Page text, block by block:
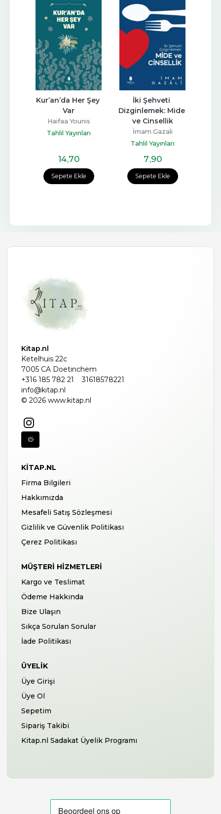
Sepete Ekle
Kur’an’da Her Şey
Var
Haifaa Younis
Tahlil Yayınları
14,70
Sepete Ekle
İki Şehveti
Dizginlemek: Mide
ve Cinsellik
İmam Gazali
Tahlil Yayınları
7,90
Kitap.nl
Ketelhuis 22c
7005 CA Doetinchem
+316 185 782 21
31618578221
info@kitap.nl
© 2026 www.kitap.nl
KITAP.NL
Firma Bilgileri
Hakkımızda
Mesafeli Satış Sözleşmesi
Gizlilik ve Güvenlik Politikası
Çerez Politikası
MÜŞTERI HIZMETLERI
Kargo ve Teslimat
Ödeme Hakkında
Bize Ulaşın
Sıkça Sorulan Sorular
İade Politikası
ÜYELIK
Üye Girişi
Üye Ol
Sepetim
Sipariş Takibi
Kitap.nl Sadakat Üyelik Programı